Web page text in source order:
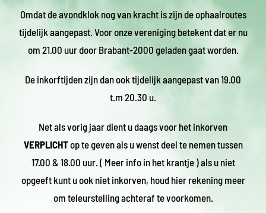
Omdat de avondklok nog van kracht is zijn de ophaalroutes
tijdelijk aangepast. Voor onze vereniging betekent dat er nu
om 21.00 uur door Brabant-2000 geladen gaat worden.
De inkorftijden zijn dan ook tijdelijk aangepast van 19.00
t.m 20.30 u.
Net als vorig jaar dient u daags voor het inkorven
VERPLICHTop te geven als u wenst deel te nemen tussen
17.00 & 18.00 uur. ( Meer info in het krantje ) als u niet
opgeeft kunt u ook niet inkorven, houd hier rekening meer
om teleurstelling achteraf te voorkomen.